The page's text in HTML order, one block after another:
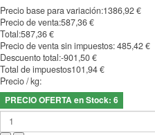
Precio base para variación:1386,92 €
Precio de venta:587,36 €
Total:587,36 €
Precio de venta sin impuestos:485,42 €
Descuento total:-901,50 €
Total de impuestos101,94 €
Precio / kg:
PRECIO OFERTA en Stock: 6